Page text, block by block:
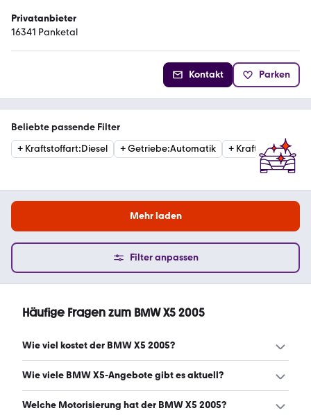
Privatanbieter
16341 Panketal
Kontakt Parken
Beliebte passende Filter
+ Kraftstoffart:Diesel +Getriebe:Automatik + Kraftstoffart:
Mehr laden
Filter anpassen
Häufige Fragen zum BMW X5 2005
Wie viel kostet der BMW X5 2005?
Ein guter Preis für einen BMW X5 2005 liegt zwischen
Wie viele BMW X5-Angebote gibt es aktuell?
Es gibt insgesamt 42 BMW X5 bei mobile.de, davon 42
Welche Motorisierung hat der BMW X5 2005?